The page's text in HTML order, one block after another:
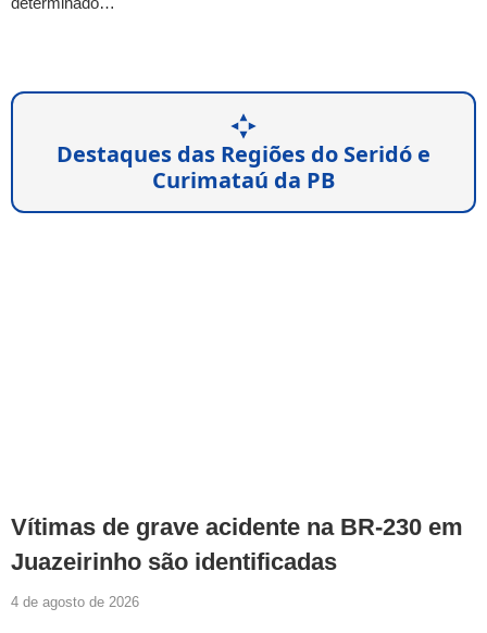
Destaques das Regiões do Seridó e
Curimataú da PB
Vítimas de grave acidente na BR-230 em
Juazeirinho são identificadas
4 de agosto de 2026